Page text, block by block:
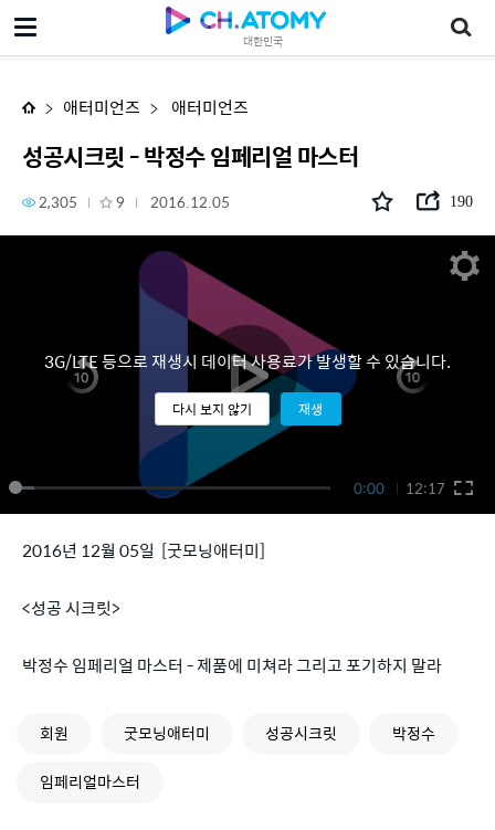
대한민국
성공시크릿 - 박정수 임페리얼 마스터
애터미언즈 애터미언즈
성공시크릿 - 박정수 임페리얼 마스터
2,305 9 2016.12.05 190
0:00 12:17
3G/LTE 등으로 재생시 데이터 사용료가 발생할 수 있습니다.
다시 보지 않기 재생
2016년 12월 05일 [굿모닝애터미]
<성공 시크릿>
박정수 임페리얼 마스터 - 제품에 미쳐라 그리고 포기하지 말라
회원 굿모닝애터미 성공시크릿
박정수
임페리얼마스터